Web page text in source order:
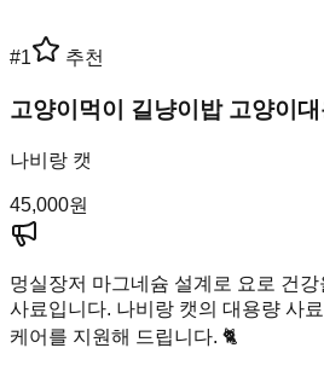
#1 추천
고양이먹이 길냥이밥 고양이
나비랑 캣
45,000원
멍실장저 마그네슘 설계로 요로 건강
사료입니다. 나비랑 캣의 대용량 사
케어를 지원해 드립니다. 🐈